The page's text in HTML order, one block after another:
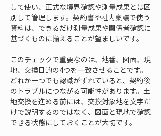
して使い、正式な境界確認や測量成果とは区
別して管理します。契約書や社内稟議で使う
資料は、できるだけ測量成果や関係者確認に
基づくものに揃えることが望ましいです。
このチェックで重要なのは、地番、図面、現
地、交換目的の4つを一致させることです。
どれか一つでも認識がずれていると、契約後
のトラブルにつながる可能性があります。土
地交換を進める前には、交換対象地を文字だ
けで説明するのではなく、図面と現地で確認
できる状態にしておくことが大切です。